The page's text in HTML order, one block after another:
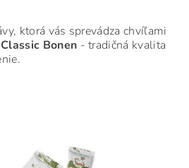
ktorá vás sprevádza chvíľami
Bonen - tradičná kvalita